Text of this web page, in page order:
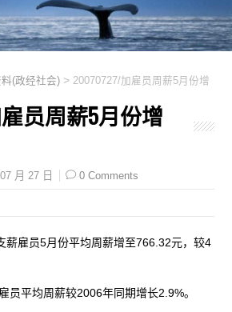
(政经社会) > 20070727/加雇员周薪5月份增
雇员周薪5月份增
月 27 日 0 Comments
薪雇员5月份平均周薪增至766.32元，较4
员平均周薪较2006年同期增长2.9%。